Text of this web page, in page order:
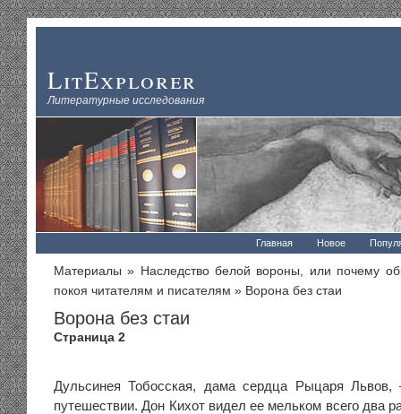
LitExplorer
Литературные исследования
Главная Новое
Материалы » Наследство белой вороны, или почему
покоя читателям и писателям » Ворона без стаи
Ворона без стаи
Страница 2
Дульсинея Тобосская, дама сердца Рыцаря
путешествии. Дон Кихот видел ее мельком всего два